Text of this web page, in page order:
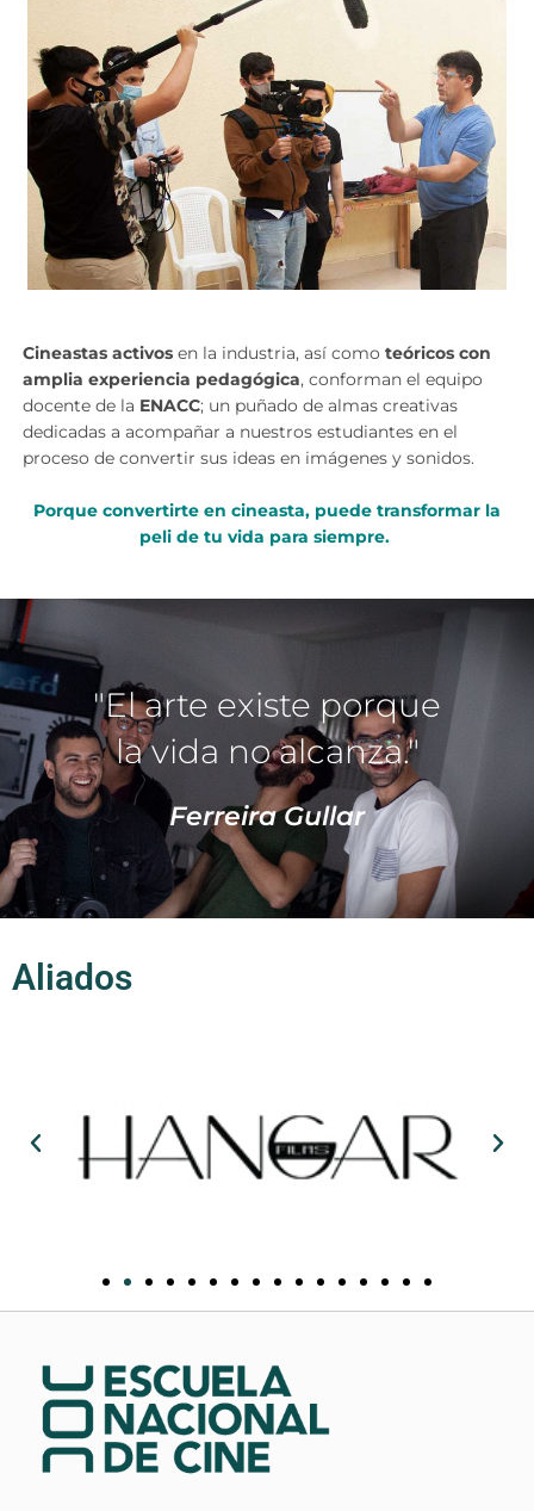
Cineastas activos en la industria, así como teóricos con
amplia experiencia pedagógica, conforman el equipo
docente de la ENACC; un puñado de almas creativas
dedicadas a acompañar a nuestros estudiantes en el
proceso de convertir sus ideas en imágenes y sonidos.
Porque convertirte en cineasta, puede transformar la
peli de tu vida para siempre.
"El arte existe porque
la vida no alcanza."
Ferreira Gullar
Aliados